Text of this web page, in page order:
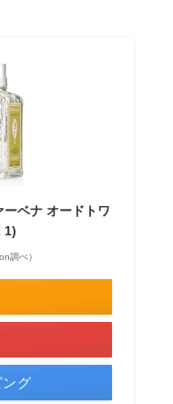
ーベナ オードトワ
1)
調べ）
ング